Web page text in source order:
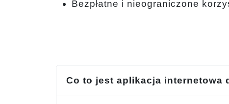
Bezpłatne i nieograniczone
Co to jest aplikacja internetowa